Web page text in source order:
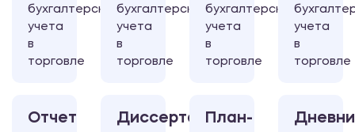
бухгалтерского
учета
в
торговле
бухгалтерского
учета
в
торговле
бухгалтерского
учета
в
торговле
учета
в
торговле
Отчет
ДиссертацияПлан-